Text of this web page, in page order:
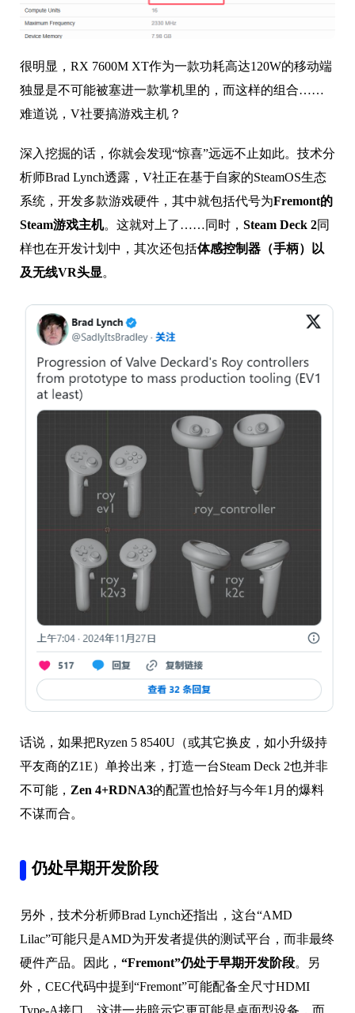
很明显，RX 7600M XT作为一款功耗高达120W的移动端
独显是不可能被塞进一款掌机里的，而这样的组合……
难道说，V社要搞游戏主机？
深入挖掘的话，你就会发现“惊喜”远远不止如此。技术分
析师Brad Lynch透露，V社正在基于自家的SteamOS生态
系统，开发多款游戏硬件，其中就包括代号为Fremont的
Steam游戏主机。这就对上了……同时， Steam Deck 2同
样也在开发计划中，其次还包括体感控制器（手柄）以
及无线VR头显。
话说，如果把Ryzen 5 8540U（或其它换皮，如小升级持
平友商的Z1E）单拎出来，打造一台Steam Deck 2也并非
不可能， Zen 4+RDNA3的配置也恰好与今年1月的爆料
不谋而合。
仍处早期开发阶段
另外，技术分析师Brad Lynch还指出，这台“AMD
Lilac”可能只是AMD为开发者提供的测试平台，而非最终
硬件产品。因此， “Fremont”仍处于早期开发阶段。另
外，CEC代码中提到“Fremont”可能配备全尺寸HDMI
Type-A接口，这进一步暗示它更可能是桌面型设备，而